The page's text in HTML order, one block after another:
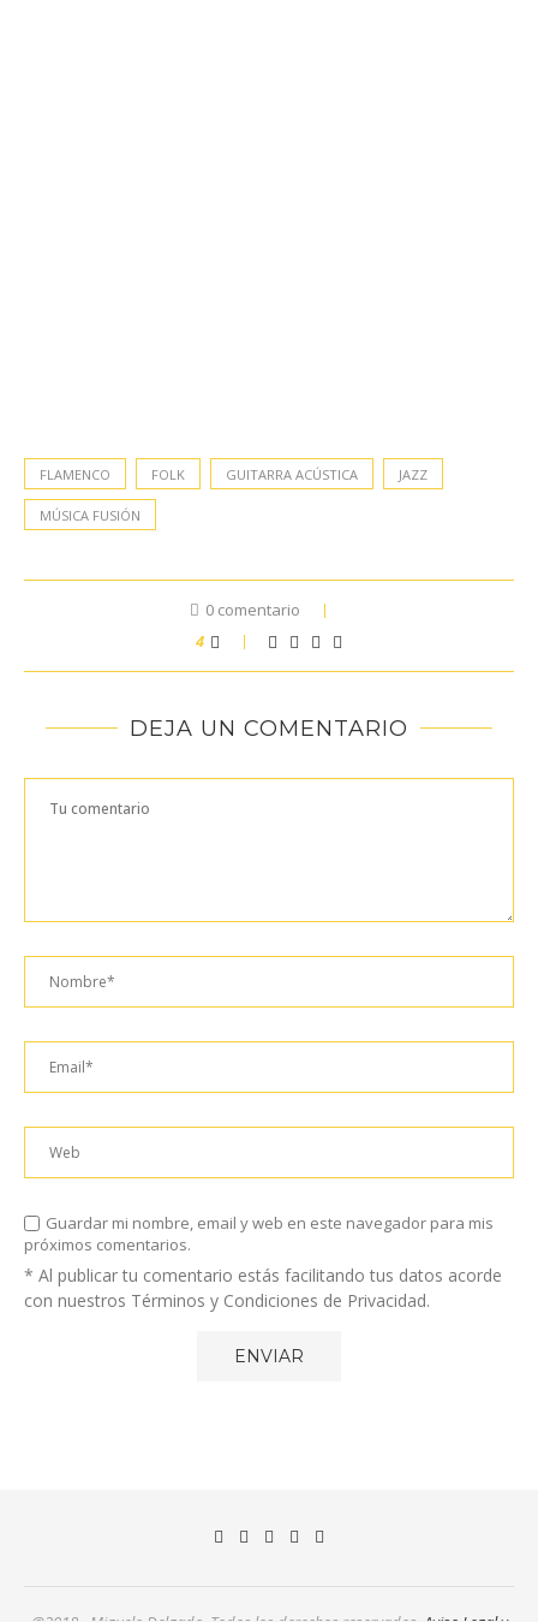
FLAMENCO FOLK GUITARRA ACÚSTICA JAZZ
MÚSICA FUSIÓN
0 comentario
4
DEJA UN COMENTARIO
Guardar mi nombre, email y web en este navegador para mis
próximos comentarios.
* Al publicar tu comentario estás facilitando tus datos acorde
con nuestros Términos y Condiciones de Privacidad.